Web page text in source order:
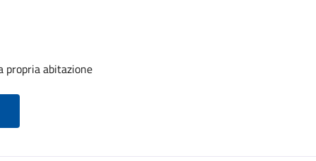
propria abitazione